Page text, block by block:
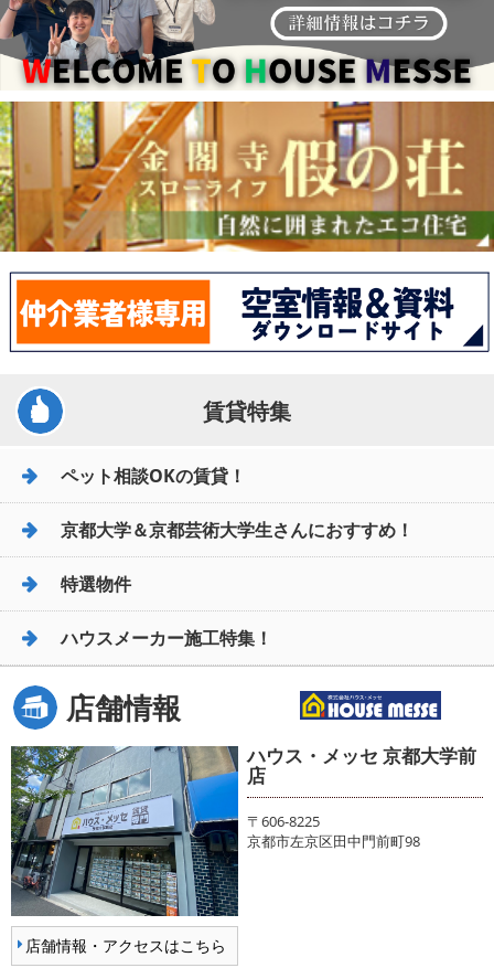
賃貸特集
ペット相談OKの賃貸！
京都大学＆京都芸術大学生さんにおすすめ！
特選物件
ハウスメーカー施工特集！
店舗情報
店舗情報・アクセスはこちら
ハウス・メッセ 京都大学前
店
〒606-8225
京都市左京区田中門前町98